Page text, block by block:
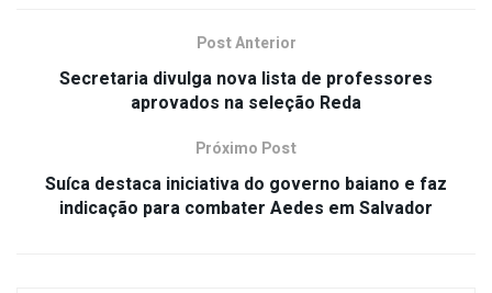
Post Anterior
Secretaria divulga nova lista de professores
aprovados na seleção Reda
Próximo Post
Suíca destaca iniciativa do governo baiano e faz
indicação para combater Aedes em Salvador